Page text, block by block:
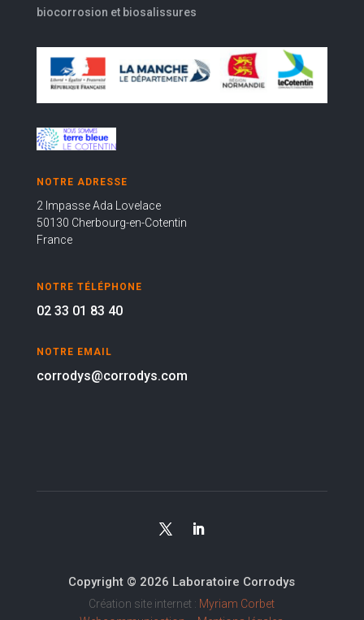
biocorrosion et biosalissures
NOTRE ADRESSE
2 Impasse Ada Lovelace
50130 Cherbourg-en-Cotentin
France
NOTRE TÉLÉPHONE
02 33 01 83 40
NOTRE EMAIL
corrodys@corrodys.com
Copyright © 2026 Laboratoire Corrodys
Création site internet : Myriam Corbet